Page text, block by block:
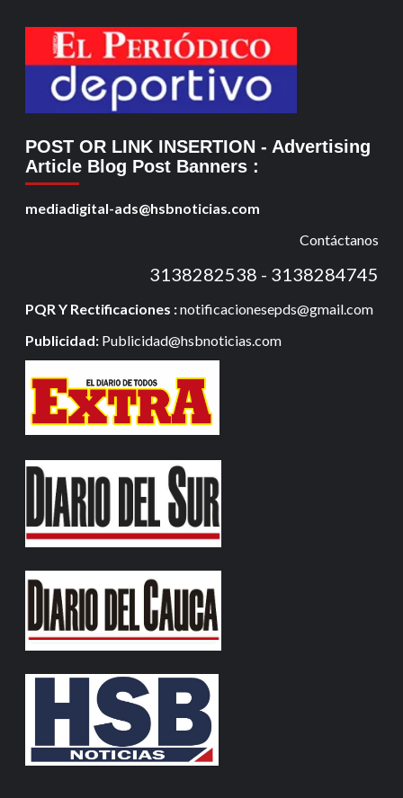
POST OR LINK INSERTION - Advertising
Article Blog Post Banners :
mediadigital-ads@hsbnoticias.com
Contáctanos
3138282538 - 3138284745
PQR Y Rectificaciones :notificacionesepds@gmail.com
Publicidad: Publicidad@hsbnoticias.com